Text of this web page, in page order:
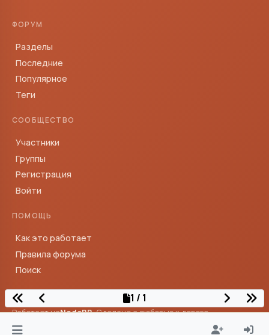
ФОРУМ
Разделы
Последние
Популярное
Теги
СООБЩЕСТВО
Участники
Группы
Регистрация
Войти
ПОМОЩЬ
Как это работает
Правила форума
Поиск
Работает наNodeBB· Сделано с любовью к дороге
© Тревелтокс — сообщество путешественников
1 / 1